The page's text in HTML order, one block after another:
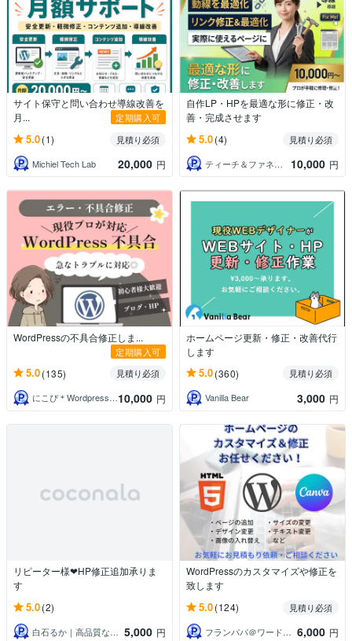
サイト保守と問い合わせ導線改善を
月...
定期購入可
5.0(1)
見積り必須
Michiel Tech Lab
20,000 円
自作LP・HPを最適な形に修正・改
善・完成させます
5.0(4)
見積り必須
ティーチ＆ファネルデザイン
10,000 円
WordPressの不具合修正しま...
定期購入可
5.0(135)
見積り必須
にこぴ＊Wordpress・WEB制作10,000 円
ホームページ更新・修正・改善代行
します
5.0(360)
見積り必須
Vanilla Bear
3,000 円
リピーター様❤︎HP修正追加承りま
す
5.0(2)
白石るか｜高品質な寄り添いHP制作 5,000 円
WordPressのカスタマイズや修正を
致します
5.0(124)
見積り必須
フランパパ＠ワードプレスでHP制作
6,000 円